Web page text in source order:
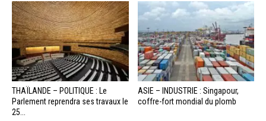
THAÏLANDE – POLITIQUE : Le
Parlement reprendra ses travaux le
25...
ASIE – INDUSTRIE : Singapour,
coffre-fort mondial du plomb